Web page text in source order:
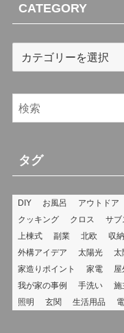
CATEGORY
CATEGORY
タグ
DIY お風呂 アウトドア
クッキング
クロス サブ
上棟式
副業 北欧 収
外構アイデア
太陽光 太
家造りポイント
家電 屋
我が家の事例
手洗い 施
照明
玄関 生活用品